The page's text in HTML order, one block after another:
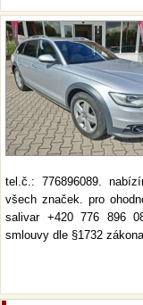
tel.č.: 776896089.
všech značek. pro
salivar +420 776 896
smlouvy dle §1732